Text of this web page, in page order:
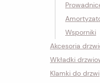
Wsporniki
Akcesoria
Wkładki
Klamki do drzwi